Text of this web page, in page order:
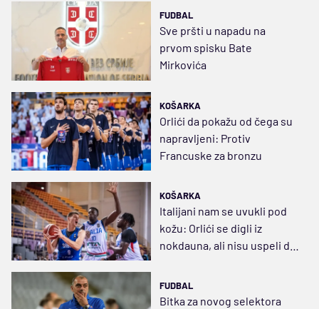
FUDBAL
Sve pršti u napadu na
prvom spisku Bate
Mirkovića
KOŠARKA
Orlići da pokažu od čega su
napravljeni: Protiv
Francuske za bronzu
KOŠARKA
Italijani nam se uvukli pod
kožu: Orlići se digli iz
nokdauna, ali nisu uspeli da
FUDBAL
Bitka za novog selektora